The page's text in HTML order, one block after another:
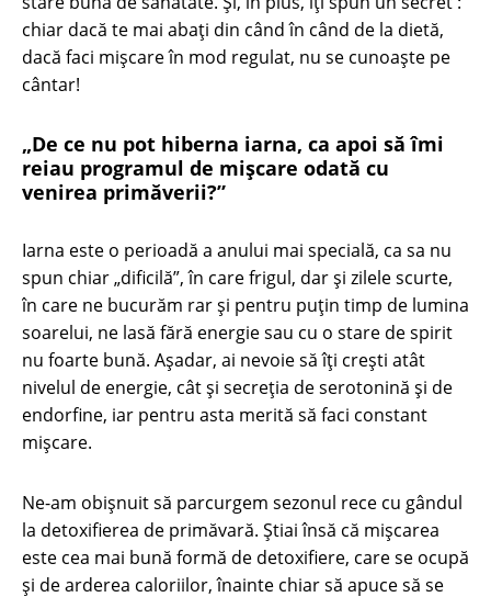
chiar dacă te mai abaţi din când în când de la dietă,
dacă faci mişcare în mod regulat, nu se cunoaşte pe
cântar!
„De ce nu pot hiberna iarna, ca apoi să îmi
reiau programul de mișcare odată cu
venirea primăverii?”
Iarna este o perioadă a anului mai specială, ca sa nu
spun chiar „dificilă”, în care frigul, dar și zilele scurte,
în care ne bucurăm rar şi pentru puţin timp de lumina
soarelui, ne lasă fără energie sau cu o stare de spirit
nu foarte bună. Așadar, ai nevoie să îți crești atât
nivelul de energie, cât și secreția de serotonină și de
endorfine, iar pentru asta merită să faci constant
mișcare.
Ne-am obișnuit să parcurgem sezonul rece cu gândul
la detoxifierea de primăvară. Ştiai însă că mișcarea
este cea mai bună formă de detoxifiere, care se ocupă
şi de arderea caloriilor, înainte chiar să apuce să se